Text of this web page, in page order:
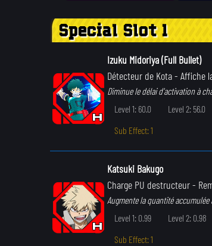
Special Slot 1
Izuku Midoriya (Full Bullet)
Détecteur de Kota- Affiche
Diminue le délai d'activation à
Level 1: 60.0
Level 2: 56.0
Sub Effect: 1
Katsuki Bakugo
Charge PU destructeur-
Augmente la quantité accumulée
Level 1: 0.99
Level 2: 0.98
Sub Effect: 1